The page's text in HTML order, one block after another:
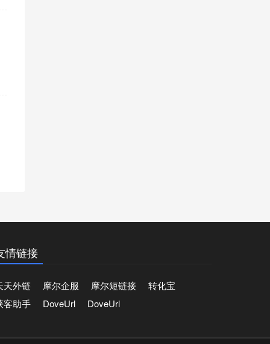
情链接
天外链 摩尔企服 摩尔短链接
转化宝
客助手
DoveUrl DoveUrl